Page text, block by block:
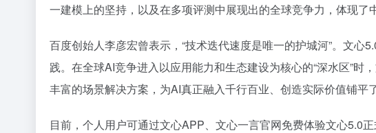
一建模上的坚持，以及在多项评测中展现出的全球竞争力，体现了
百度创始人李彦宏曾表示，“技术迭代速度是唯一的护城河”。文
践。在全球AI竞争进入以应用能力和生态建设为核心的“深水区”
丰富的场景解决方案，为AI真正融入千行百业、创造实际价值铺平了
目前，个人用户可通过文心APP、文心一言官网免费体验文心5.0